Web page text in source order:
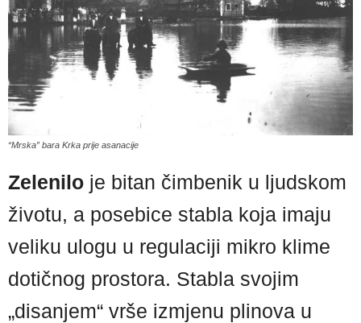
“Mrska” bara Krka prije asanacije
Zelenilo je bitan čimbenik u ljudskom
životu, a posebice stabla koja imaju
veliku ulogu u regulaciji mikro klime
dotičnog prostora. Stabla svojim
„disanjem“ vrše izmjenu plinova u